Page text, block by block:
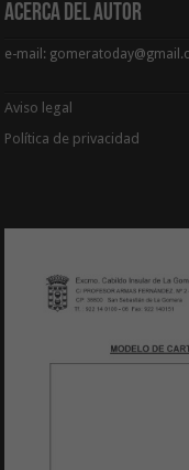
Acerca del Autor
e-mail:
Aviso legal
Política de privacidad